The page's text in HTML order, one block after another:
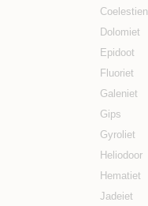
Coelestien
Dolomiet
Epidoot
Fluoriet
Galeniet
Gips
Gyroliet
Heliodoor
Hematiet
Jadeiet